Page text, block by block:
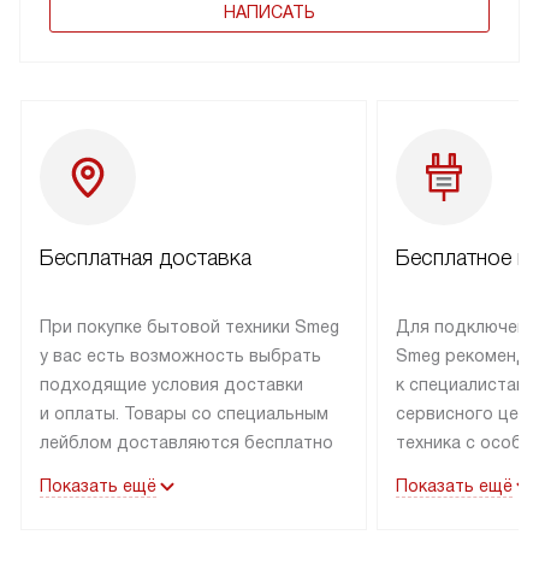
НАПИСАТЬ
Бесплатная доставка
При покупке бытовой техники Smeg
у вас есть возможность выбрать
подходящие условия доставки
и оплаты. Товары со специальным
лейблом доставляются бесплатно
до подъезда. Доставка за пределы
Показать ещё
Бесплатное
Для
Smeg
к специалистам
сервисного
техника с
коммуникациям.
Показать ещё